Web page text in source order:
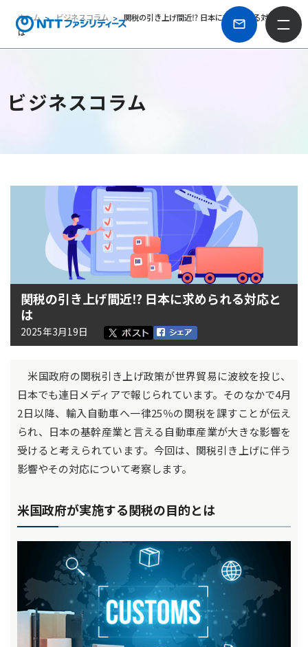
ホーム ビジネスコラム
関税の引き上げ間近⁉ 日本に求められる対応と
は
ビジネスコラム
関税の引き上げ間近⁉ 日本に求められる対応と
は
2025年3月19日
米国政府の関税引き上げ政策が世界貿易に波紋を投じ、
日本でも連日メディアで報じられています。そのなかで4月
2日以降、輸入自動車へ一律25％の関税を課すことが伝え
られ、日本の基幹産業と言える自動車産業が大きな影響を
受けると考えられています。今回は、関税引き上げに伴う
影響やその対応について考察します。
米国政府が実施する関税の目的とは